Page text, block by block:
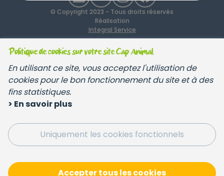
Politique de cookies sur votre site Cap Animal.
En utilisant ce site, vous acceptez l'utilisation de
cookies pour le bon fonctionnement du site et à des
fins statistiques.
> En savoir plus
Uniquement les cookies fonctionnels
Accepter tous les cookies
© Copyright 2023 - Tous droits réservés
Réalisation
Integral Service